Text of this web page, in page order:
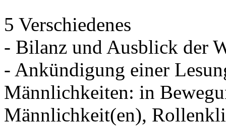
5 Verschiedenes
- Bilanz und Ausblick der
- Ankündigung einer
Männlichkeiten: in
Männlichkeit(en),